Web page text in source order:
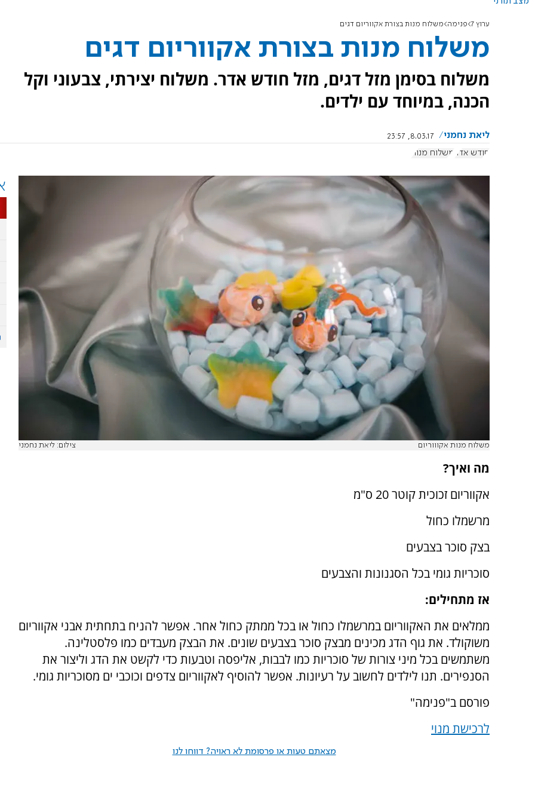
ערוץ 7 פנימה משלוח מנות בצורת אקווריום דגים
משלוח מנות בצורת אקווריום דגים
משלוח בסימן מזל דגים, מזל חודש אדר. משלוח יצירתי, צבעוני וקל
הכנה, במיוחד עם ילדים.
ליאת נחמני
8.03.17, 23:57
חודש אדר משלוח מנות
משלוח מנות אקוווריום צילום: ליאת נחמני
מה ואיך?
אקווריום זכוכית קוטר 20 ס"מ
מרשמלו כחול
בצק סוכר בצבעים
סוכריות גומי בכל הסגנונות והצבעים
אז מתחילים:
ממלאים את האקווריום במרשמלו כחול או בכל ממתק כחול אחר. אפשר להניח בתחתית אבני אקווריום
משוקולד. את גוף הדג מכינים מבצק סוכר בצבעים שונים. את הבצק מעבדים כמו פלסטלינה.
משתמשים בכל מיני צורות של סוכריות כמו לבבות, אליפסה וטבעות כדי לקשט את הדג וליצור את
הסנפירים. תנו לילדים לחשוב על רעיונות. אפשר להוסיף לאקווריום צדפים וכוכבי ים מסוכריות גומי.
פורסם ב"פנימה"
לרכישת מנוי
מצאתם טעות או פרסומת לא ראויה? דווחו לנו